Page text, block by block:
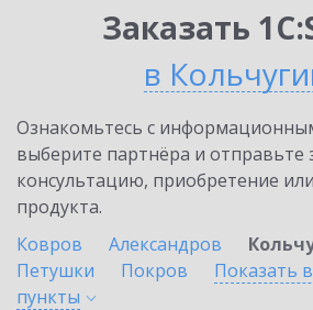
Заказать
в
Ознакомьтесь с
выберите партнёра и отправьте
консультацию, приобретение
продукта.
Ковров
Александров
Петушки
Покров
Показать
пункты